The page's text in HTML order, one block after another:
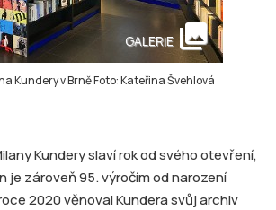
Kundery v Brně Foto: Kateřina Švehlová
GALERIE collections
Kundery slaví rok od svého otevření,
je zároveň 95. výročím od narození
2020 věnoval Kundera svůj archiv